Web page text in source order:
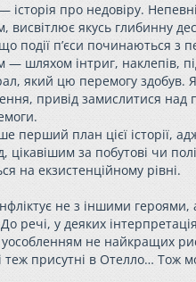
історія про недовіру.
висвітлює якусь глибинну
події п’єси починаються з
— шляхом інтриг, наклепів,
який цю перемогу здобув.
привід замислитися над
перший план цієї історії,
цікавішим за побутові чи
на екзистенційному рівні.
не з іншими
До речі, у деяких
не найкращих рис
теж присутні в Отелло… Тож